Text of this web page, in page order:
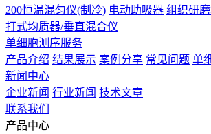
200恒温混匀仪(制冷) 电动助吸器 组织研
打式均质器/垂直混合仪
单细胞测序服务
产品介绍 结果展示 案例分享 常见问题 单
新闻中心
企业新闻 行业新闻 技术文章
联系我们
产品中心